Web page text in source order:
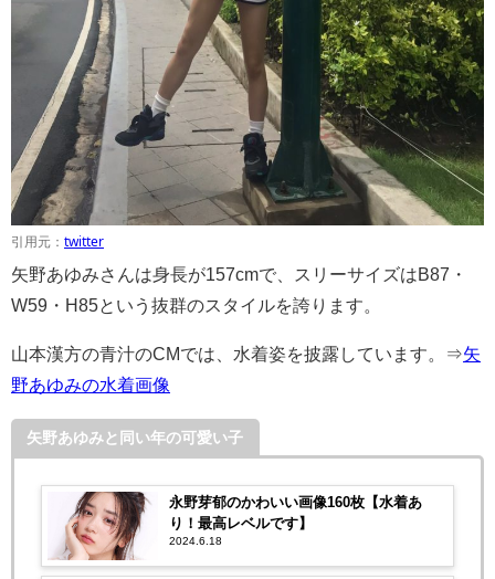
引用元： twitter
矢野あゆみさんは身長が157cmで、スリーサイズはB87・
W59・H85という抜群のスタイルを誇ります。
山本漢方の青汁のCMでは、水着姿を披露しています。⇒矢
野あゆみの水着画像
矢野あゆみと同い年の可愛い子
永野芽郁のかわいい画像160枚【水着あ
り！最高レベルです】
2024.6.18